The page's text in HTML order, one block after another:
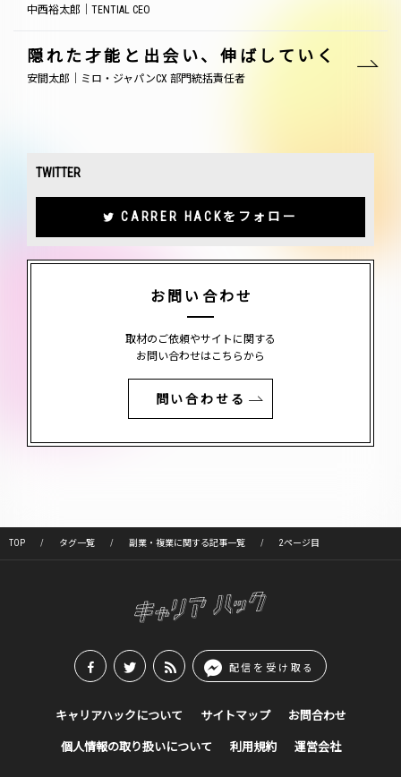
中西裕太郎｜TENTIAL CEO
隠れた才能と出会い、伸ばしていく
安間太郎｜ミロ・ジャパンCX 部門統括責任者
TWITTER
CARRER HACKをフォロー
お問い合わせ
取材のご依頼やサイトに関する
お問い合わせはこちらから
問い合わせる
TOP タグ一覧 副業・複業に関する記事一覧 2ページ目
配信を受け取る
キャリアハックについて サイトマップ お問合わせ
個人情報の取り扱いについて 利用規約 運営会社